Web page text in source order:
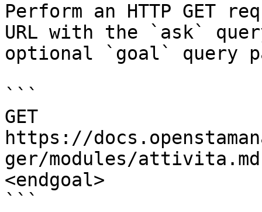
Perform an HTTP GET
URL with the `ask`
optional `goal` query
```
GET
https://
ger/modules/
<endgoal>
```